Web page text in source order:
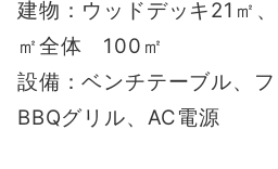
建物：ウッドデッキ21㎡
㎡全体 100㎡
設備：ベンチテーブル、フ
BBQグリル、AC電源